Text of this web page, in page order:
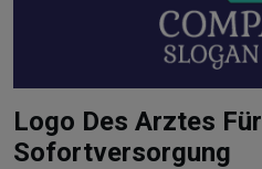
Logo Des Arztes Für
Sofortversorgung